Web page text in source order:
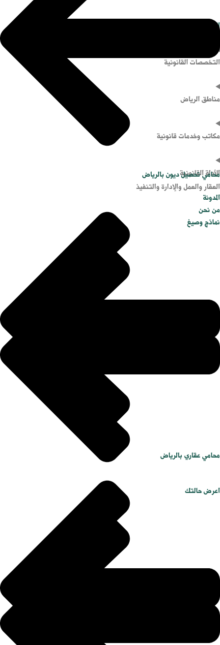
محامي تحصيل ديون بالرياض
العقار والعمل والإدارة والتنفيذ
محامي عقاري بالرياض
الرئيسية
التخصصات القانونية
مناطق الرياض
مكاتب وخدمات قانونية
الأدلة القانونية
المدونة
من نحن
نماذج وصيغ
اعرض حالتك